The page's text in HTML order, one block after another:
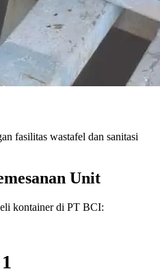
fasilitas wastafel dan sanitasi
Unit
kontainer di PT BCI:
1